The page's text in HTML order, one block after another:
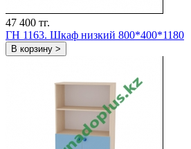
47 400 тг.
ГH 1163. Шкаф низкий 800*400*1180
В корзину >